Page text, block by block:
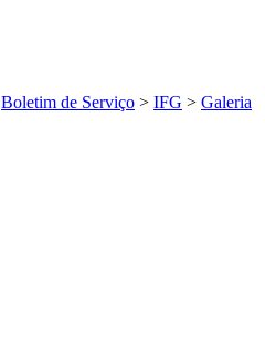
Boletim de Serviço > IFG > Galeria